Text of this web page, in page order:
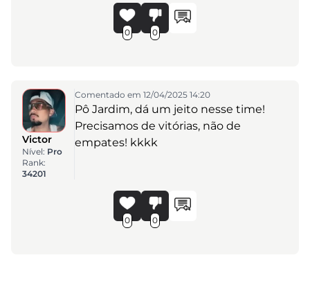
0 0
Victor
Nível: Pro
Rank:
34201
Comentado em 12/04/2025 14:20
Pô Jardim, dá um jeito nesse time!
Precisamos de vitórias, não de
empates! kkkk
0 0